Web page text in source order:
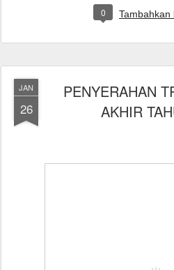
0 Tambahkan
JAN
26
PENYERAHAN
AKHIR